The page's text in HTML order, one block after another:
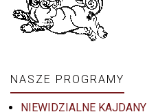
NASZE PROGRAMY
NIEWIDZIALNE KAJDANY